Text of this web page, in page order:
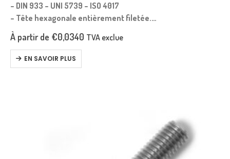
– DIN 933 – UNI 5739 – ISO 4017
– Tête hexagonale entièrement filetée.
– Filetage métrique.
– Pas gros.
– Longueur mesurée sous la tête.
À partir de €0,0340 TVA exclue
EN SAVOIR PLUS